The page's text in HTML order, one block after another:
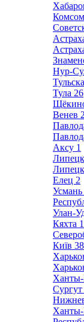
Нур-
Тула 26
Венев 2
Аксу 1
Липецк
Елец 2
Усмань
Улан-
Кяхта 1
Київ 38
Сургут